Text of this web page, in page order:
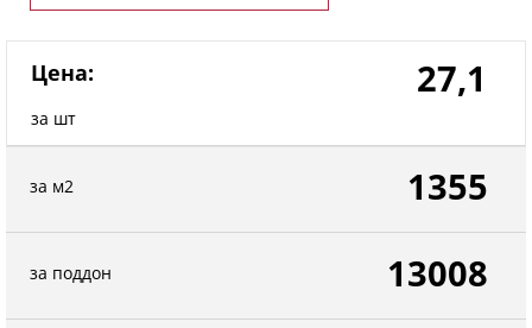
Цена:
за шт
27,1
за м2 1355
за поддон 13008